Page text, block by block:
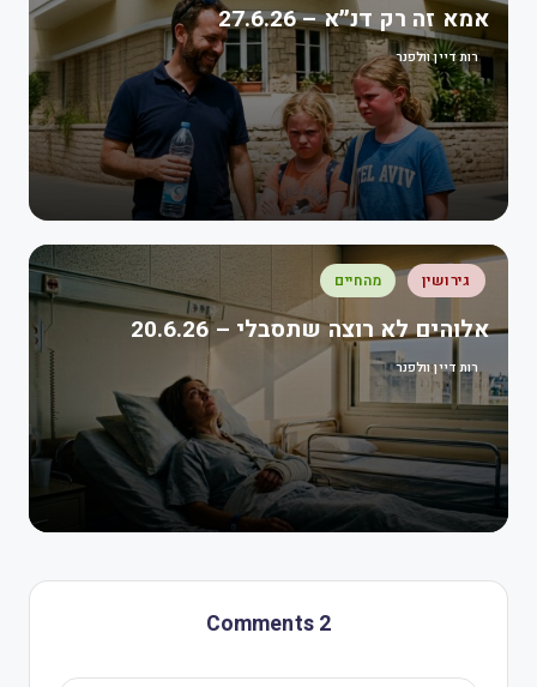
אמא זה רק דנ״א – 27.6.26
רות דיין וולפנר
גירושין מהחיים
אלוהים לא רוצה שתסבלי – 20.6.26
רות דיין וולפנר
2 Comments